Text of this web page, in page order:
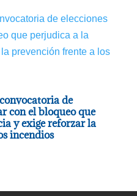
de
con el bloqueo que
y exige reforzar la
incendios